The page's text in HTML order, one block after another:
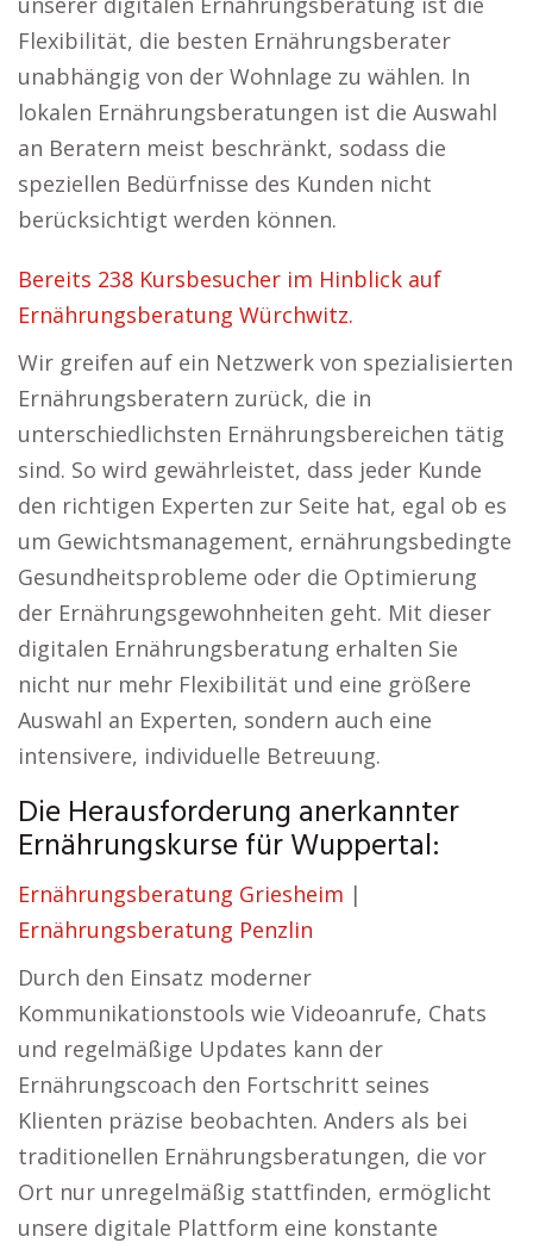
Flexibilität, die besten Ernährungsberater
unabhängig von der Wohnlage zu wählen. In
lokalen Ernährungsberatungen ist die Auswahl
an Beratern meist beschränkt, sodass die
speziellen Bedürfnisse des Kunden nicht
berücksichtigt werden können.
Bereits 238 Kursbesucher im Hinblick auf
Ernährungsberatung Würchwitz.
Wir greifen auf ein Netzwerk von spezialisierten
Ernährungsberatern zurück, die in
unterschiedlichsten Ernährungsbereichen tätig
sind. So wird gewährleistet, dass jeder Kunde
den richtigen Experten zur Seite hat, egal ob es
um Gewichtsmanagement, ernährungsbedingte
Gesundheitsprobleme oder die Optimierung
der Ernährungsgewohnheiten geht. Mit dieser
digitalen Ernährungsberatung erhalten Sie
nicht nur mehr Flexibilität und eine größere
Auswahl an Experten, sondern auch eine
intensivere, individuelle Betreuung.
Die Herausforderung anerkannter
Ernährungskurse für Wuppertal:
Ernährungsberatung Griesheim |
Ernährungsberatung Penzlin
Durch den Einsatz moderner
Kommunikationstools wie Videoanrufe, Chats
und regelmäßige Updates kann der
Ernährungscoach den Fortschritt seines
Klienten präzise beobachten. Anders als bei
traditionellen Ernährungsberatungen, die vor
Ort nur unregelmäßig stattfinden, ermöglicht
unsere digitale Plattform eine konstante